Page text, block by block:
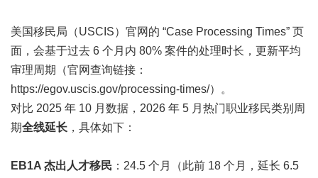
美国移民局（USCIS）官网的 “Case Processing Times” 页
面，会基于过去 6 个月内 80% 案件的处理时长，更新平均
审理周期（官网查询链接：
https://egov.uscis.gov/processing-times/）。
对比 2025 年 10 月数据，2026 年 5 月热门职业移民类别周
期全线延长 ，具体如下：
EB1A 杰出人才移民 ：24.5 个月（此前 18 个月，延长 6.5